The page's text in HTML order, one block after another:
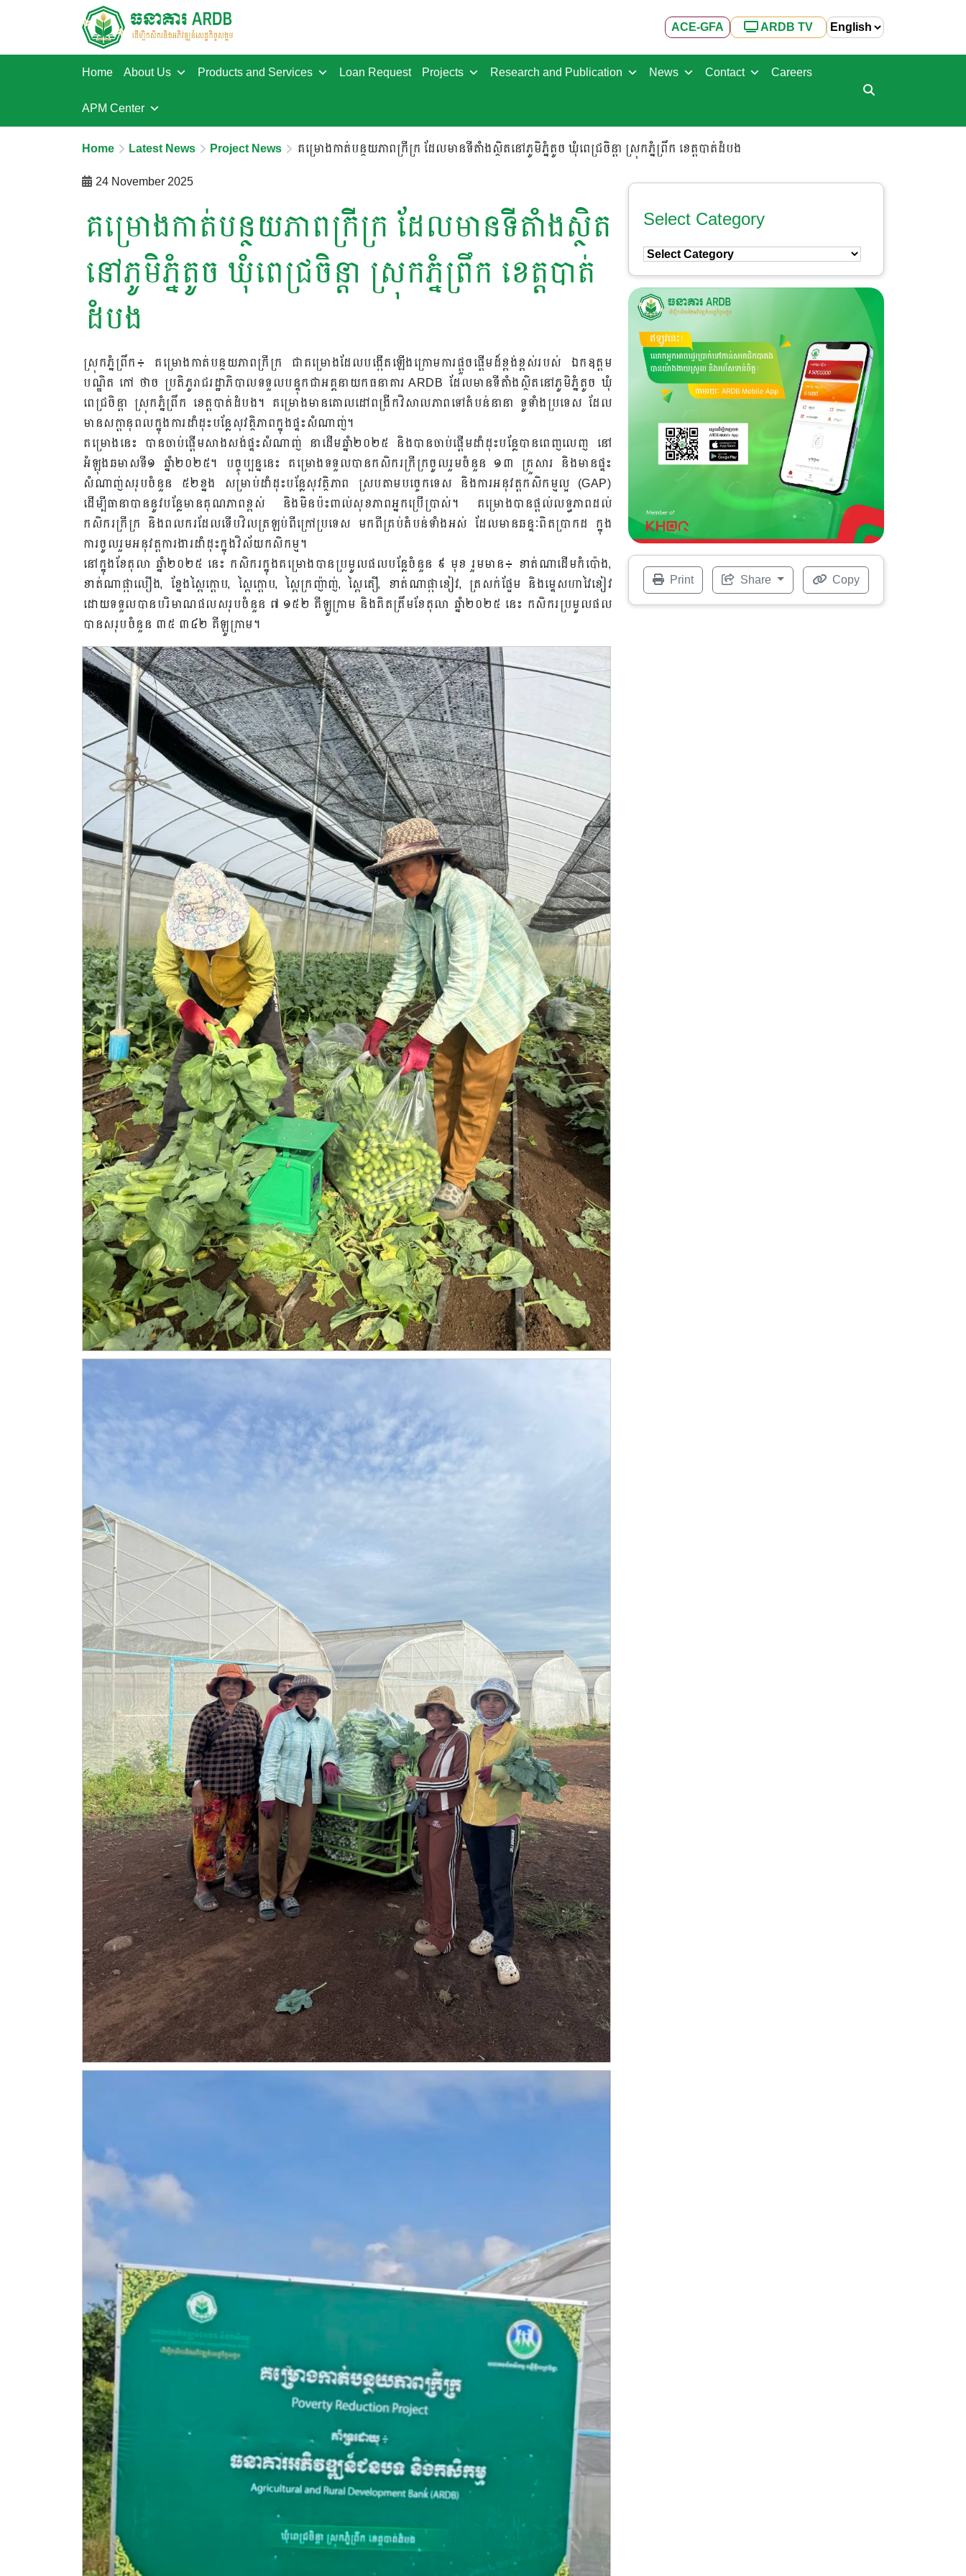
ACE-GFA ARDB TV
Home About Us Products and Services Loan Request Projects Research and Publication News Contact Careers
APM Center
Home Latest News Project News គម្រោងកាត់បន្ថយភាពក្រីក្រ ដែលមានទីតាំងស្ថិតនៅភូមិភ្នំតូច ឃុំពេជ្រចិន្តា ស្រុកភ្នំព្រឹក ខេត្តបាត់ដំបង
24 November 2025
គម្រោងកាត់បន្ថយភាពក្រីក្រ ដែលមានទីតាំងស្ថិត
នៅភូមិភ្នំតូច ឃុំពេជ្រចិន្តា ស្រុកភ្នំព្រឹក ខេត្តបាត់
ដំបង
ស្រុកភ្នំព្រឹក៖ គម្រោងកាត់បន្ថយភាពក្រីក្រ ជាគម្រោងដែលបង្កើតឡើងក្រោមការផ្តួចផ្តើមដ៏ខ្ពង់ខ្ពស់របស់ ឯកឧត្តម
បណ្ឌិត កៅ ថាច ប្រតិភូរាជរដ្ឋាភិបាលទទួលបន្ទុកជាអគ្គនាយកធនាគារ ARDB ដែលមានទីតាំងស្ថិតនៅភូមិភ្នំតូច ឃុំ
ពេជ្រចិន្តា ស្រុកភ្នំព្រឹក ខេត្តបាត់ដំបង។ គម្រោងមានគោលដៅពង្រីកវិសាលភាពទៅតំបន់នានា ទូទាំងប្រទេស ដែល
មានសក្តានុពលក្នុងការដាំដុះបន្លែសុវត្ថិភាពក្នុងផ្ទះសំណាញ់។
គម្រោងនេះ បានចាប់ផ្តើមសាងសង់ផ្ទះសំណាញ់ នាដើមឆ្នាំ២០២៥ និងបានចាប់ផ្ដើមដាំដុះបន្លែបានពេញលេញ នៅ
អំឡុងឆមាសទី១ ឆ្នាំ២០២៥។ បច្ចុប្បន្ននេះ គម្រោងទទួលបានកសិករក្រីក្រចូលរួមចំនួន ១៣ គ្រួសារ និងមានផ្ទះ
សំណាញ់សរុបចំនួន ៥២ខ្នង សម្រាប់ដាំដុះបន្លែសុវត្ថិភាព ស្របតាមបច្ចេកទេស និងការអនុវត្តកសិកម្មល្អ (GAP)
ដើម្បីធានាបាននូវបន្លែមានគុណភាពខ្ពស់ និងមិនប៉ះពាល់សុខភាពអ្នកប្រើប្រាស់។ គម្រោងបានផ្ដល់លទ្ធភាពដល់
កសិករក្រីក្រ និងពលករដែលទើបវិលត្រឡប់ពីក្រៅប្រទេស មកពីគ្រប់តំបន់ទាំងអស់ ដែលមានឆន្ទៈពិតប្រាកដ ក្នុង
ការចូលរួមអនុវត្តការងារដាំដុះក្នុងវិស័យកសិកម្ម។
នៅក្នុងខែតុលា ឆ្នាំ២០២៥ នេះ កសិករក្នុងគម្រោងបានប្រមូលផលបន្លែចំនួន ៩ មុខ រួមមាន៖ ខាត់ណាដើមកំប៉ោង,
ខាត់ណាផ្កាលឿង, ខ្នែងស្ពៃក្ដោប, ស្ពៃក្ដោប, ស្ពៃក្រញ៉ាញ់, ស្ពៃតឿ, ខាត់ណាផ្កាខៀវ, ត្រសក់ផ្អែម និងម្ទេសហាវៃខៀវ
ដោយទទួលបានបរិមាណផលសរុបចំនួន ៧ ១៥២ គីឡូក្រាម និងគិតត្រឹមខែតុលា ឆ្នាំ២០២៥ នេះ កសិករប្រមូលផល
បានសរុបចំនួន ៣៥ ៣៤២ គីឡូក្រាម។
Select Category
Select
Category
Print Share Copy